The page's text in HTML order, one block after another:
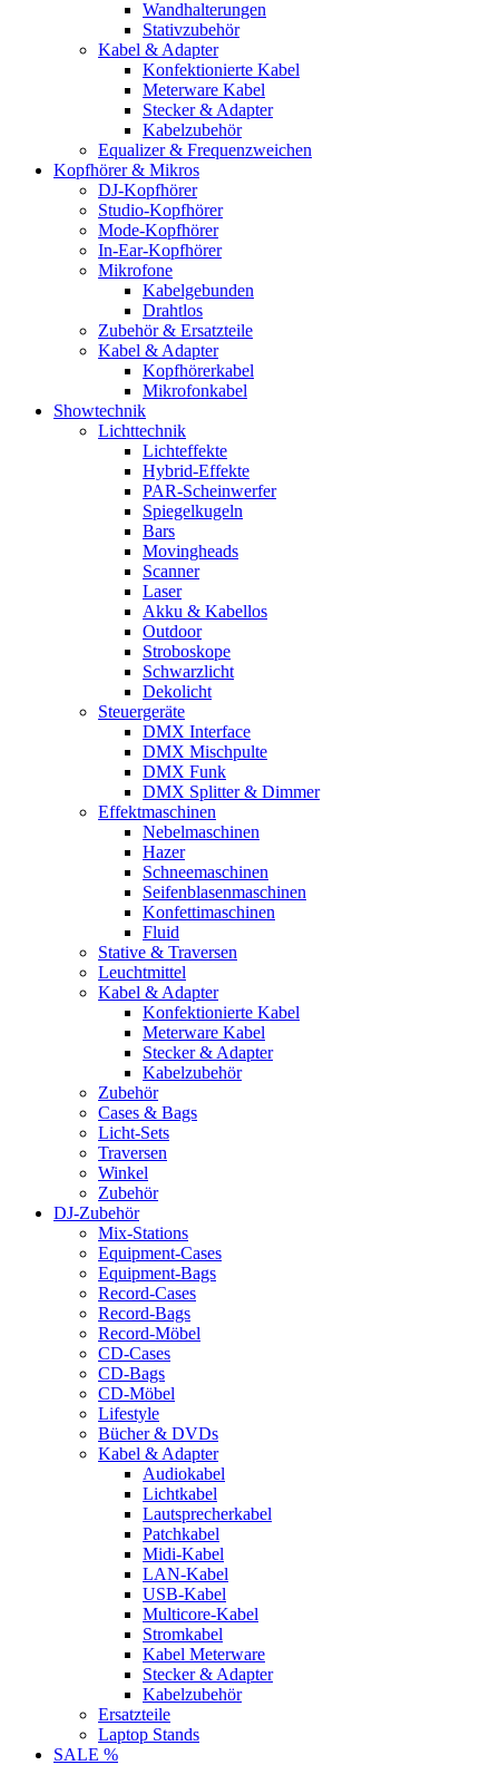
Wandhalterungen
Stativzubehör
Kabel & Adapter
Konfektionierte Kabel
Meterware Kabel
Stecker & Adapter
Kabelzubehör
Equalizer & Frequenzweichen
Kopfhörer & Mikros
DJ-Kopfhörer
Studio-Kopfhörer
Mode-Kopfhörer
In-Ear-Kopfhörer
Mikrofone
Kabelgebunden
Drahtlos
Zubehör & Ersatzteile
Kabel & Adapter
Kopfhörerkabel
Mikrofonkabel
Showtechnik
Lichttechnik
Lichteffekte
Hybrid-Effekte
PAR-Scheinwerfer
Spiegelkugeln
Bars
Movingheads
Scanner
Laser
Akku & Kabellos
Outdoor
Stroboskope
Schwarzlicht
Dekolicht
Steuergeräte
DMX Interface
DMX Mischpulte
DMX Funk
DMX Splitter & Dimmer
Effektmaschinen
Nebelmaschinen
Hazer
Schneemaschinen
Seifenblasenmaschinen
Konfettimaschinen
Fluid
Stative & Traversen
Leuchtmittel
Kabel & Adapter
Konfektionierte Kabel
Meterware Kabel
Stecker & Adapter
Kabelzubehör
Zubehör
Cases & Bags
Licht-Sets
Traversen
Winkel
Zubehör
DJ-Zubehör
Mix-Stations
Equipment-Cases
Equipment-Bags
Record-Cases
Record-Bags
Record-Möbel
CD-Cases
CD-Bags
CD-Möbel
Lifestyle
Bücher & DVDs
Kabel & Adapter
Audiokabel
Lichtkabel
Lautsprecherkabel
Patchkabel
Midi-Kabel
LAN-Kabel
USB-Kabel
Multicore-Kabel
Stromkabel
Kabel Meterware
Stecker & Adapter
Kabelzubehör
Ersatzteile
Laptop Stands
SALE %